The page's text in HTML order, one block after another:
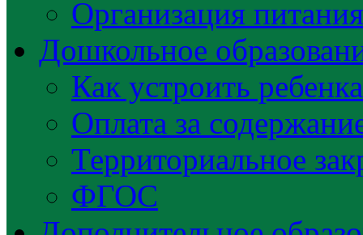
Организация
Дошкольное
Как устроить
Оплата за
Территориальное
ФГОС